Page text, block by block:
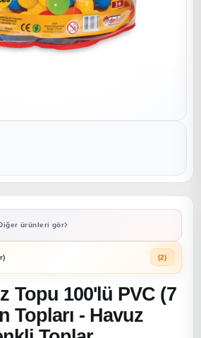
ürünleri gör
(2)
Topu 100'lü PVC (7
Topları - Havuz